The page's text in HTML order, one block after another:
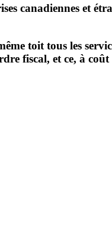
canadiennes et
toit tous les
fiscal, et ce, à